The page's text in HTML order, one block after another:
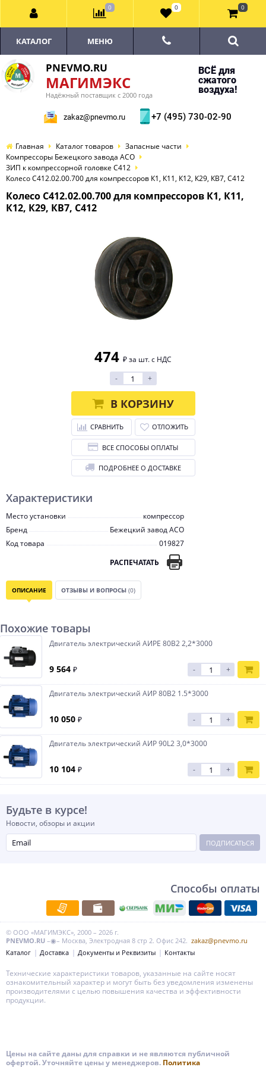
PNEVMO.RU
МАГИМЭКС
Надёжный поставщик с 2000 года
ВСЁ для
сжатого
воздуха!
zakaz@pnevmo.ru +7 (495) 730-02-90
КАТАЛОГ МЕНЮ
Главная Каталог товаров
Запасные части
Компрессоры Бежецкого завода АСО
ЗИП к компрессорной головке С412
Колесо С412.02.00.700 для компрессоров К1, К11, К12, К29, КВ7, С412
Колесо С412.02.00.700 для компрессоров К1, К11,
К12, К29, КВ7, С412
Характеристики
Место установки
компрессор
Бренд
Бежецкий завод АСО
Код товара
019827
РАСПЕЧАТАТЬ
474 ₽ за шт. с НДС
-
+
В КОРЗИНУ
СРАВНИТЬ ОТЛОЖИТЬ
ВСЕ СПОСОБЫ ОПЛАТЫ
ПОДРОБНЕЕ О ДОСТАВКЕ
ОПИСАНИЕ ОТЗЫВЫ И ВОПРОСЫ (0)
Похожие товары
Двигатель электрический АИРЕ 80B2 2,2*3000
9 564 ₽ - +
Двигатель электрический АИР 80B2 1.5*3000
10 050 ₽ - +
Двигатель электрический АИР 90L2 3,0*3000
10 104 ₽ - +
Будьте в курсе!
Новости, обзоры и акции
ПОДПИСАТЬСЯ
Способы оплаты
© ООО «МАГИМЭКС», 2000 – 2026 г.
PNEVMO.RU –◉– Москва, Электродная 8 стр 2. Офис 242. zakaz@pnevmo.ru
Каталог
Доставка Документы и Реквизиты Контакты
0 0 0
Технические характеристики товаров, указанные на сайте носят
ознакомительный характер и могут быть без уведомления изменены
производителями с целью повышения качества и эффективности
продукции.
Цены на сайте даны для справки и не являются публичной
офертой. Уточняйте цены у менеджеров. Политика